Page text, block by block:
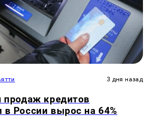
3 дня назад
продаж кредитов
России вырос на 64%